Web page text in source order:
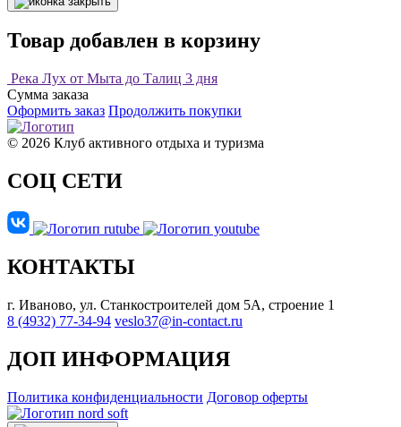
Товар добавлен в корзину
Река Лух от Мыта до Талиц 3 дня
Сумма заказа
Оформить заказ Продолжить покупки
© 2026 Клуб активного отдыха и туризма
СОЦ СЕТИ
КОНТАКТЫ
г. Иваново, ул. Станкостроителей дом 5А, строение 1
8 (4932) 77-34-94 veslo37@in-contact.ru
ДОП ИНФОРМАЦИЯ
Политика конфиденциальности Договор оферты